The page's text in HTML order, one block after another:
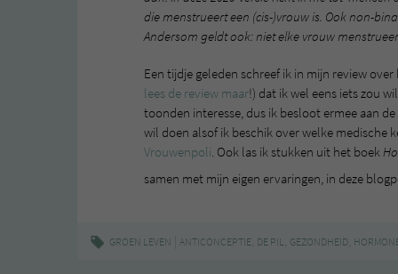
die menstrueert een (cis-)vrouw is. Ook non-
Andersom geldt ook: niet elke vrouw
Een tijdje geleden schreef ik in mijn review
lees de review maar!) dat ik wel eens iets zou
toonden interesse, dus ik besloot ermee aan
wil doen alsof ik beschik over welke medische
Vrouwenpoli. Ook las ik stukken uit het boek
samen met mijn eigen ervaringen, in deze
GROEN LEVEN ANTICONCEPTIE, DE PIL, GEZONDHEID,